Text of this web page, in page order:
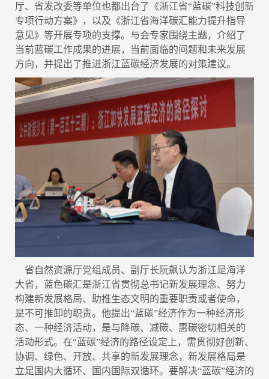
厅、省发改委等单位也都出台了《浙江省“蓝碳”科技创新
专项行动方案》，以及《浙江省海洋碳汇能力提升指导
意见》等开展专项的支撑。与会专家围绕主题，介绍了
当前蓝碳工作成果的进展，当前面临的问题和未来发展
方向，并提出了推进浙江蓝碳经济发展的对策建议。
省自然资源厅党组成员、副厅长阮飙认为浙江是海洋
大省，蓝色碳汇是浙江省贯彻总书记新发展理念、努力
构建新发展格局、助推生态文明的重要职责或者使命，
是不可推卸的职责。他提出“蓝碳”经济作为一种经济形
态、一种经济活动，是与降碳、减碳、惠碳密切相关的
活动形式。在“蓝碳”经济的路径设定上，需贯彻好创新、
协调、绿色、开放、共享的新发展理念，新发展格局是
立足国内大循环、国内国际双循环。要解决“蓝碳”经济的